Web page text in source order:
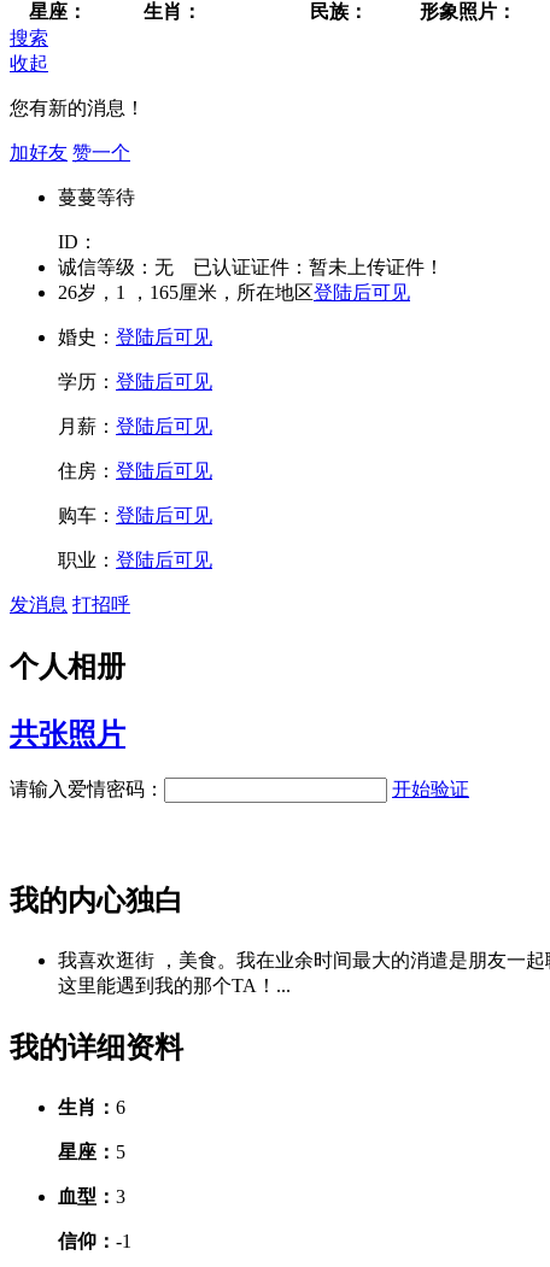
星座：
生肖： 民族： 形象照片：
搜索
收起
您有新的消息！
加好友 赞一个
蔓蔓等待
ID：
诚信等级： 无 已认证证件： 暂未上传证件！
26岁， 1 ， 165厘米，所在地区登陆后可见
婚史： 登陆后可见
学历： 登陆后可见
月薪： 登陆后可见
住房： 登陆后可见
购车： 登陆后可见
职业： 登陆后可见
发消息 打招呼
个人相册
共张照片
请输入爱情密码： 开始验证
我的内心独白
我喜欢逛街 ，美食。我在业余时间最大的消遣是朋友一
这里能遇到我的那个TA！...
我的详细资料
生肖： 6
星座： 5
血型： 3
信仰： -1